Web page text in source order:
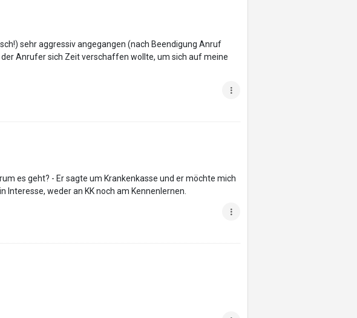
sehr aggressiv angegangen (nach Beendigung Anruf
Anrufer sich Zeit verschaffen wollte, um sich auf meine
es geht? - Er sagte um Krankenkasse und er möchte mich
Interesse, weder an KK noch am Kennenlernen.